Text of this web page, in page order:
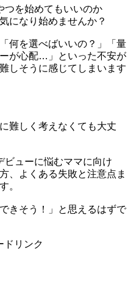
つを始めてもいいのか
になり始めませんか？
何を選べばいいの？」「量
が心配…」といった不安が
しそうに感じてしまいます
難しく考えなくても大丈
ビューに悩むママに向け
、よくある失敗と注意点ま
。
きそう！」と思えるはずで
ドリンク